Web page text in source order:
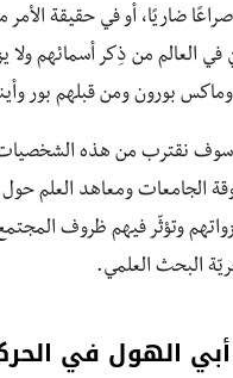
ضاريًا، أو في حقيقة
العالم من ذِكر أسمائهم ولا
بورون ومن قبلهم بور
نقترب من هذه الشخصيات
الجامعات ومعاهد العلم حول
وتؤثّر فيهم ظروف
البحث العلمي.
أبي الهول في